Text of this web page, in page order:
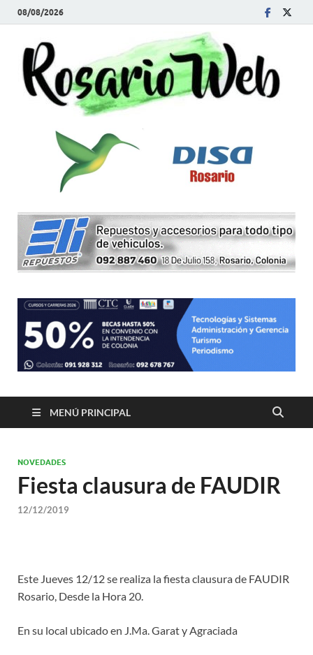
08/08/2026
MENÚ PRINCIPAL
NOVEDADES
Fiesta clausura de FAUDIR
12/12/2019
Este Jueves 12/12 se realiza la fiesta clausura de FAUDIR
Rosario, Desde la Hora 20.
En su local ubicado en J.Ma. Garat y Agraciada